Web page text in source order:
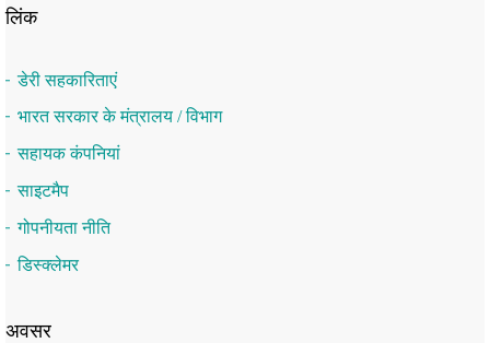
लिंक
डेरी सहकारिताएं
भारत सरकार के मंत्रालय / विभाग
सहायक कंपनियां
साइटमैप
गोपनीयता नीति
डिस्क्लेमर
अवसर